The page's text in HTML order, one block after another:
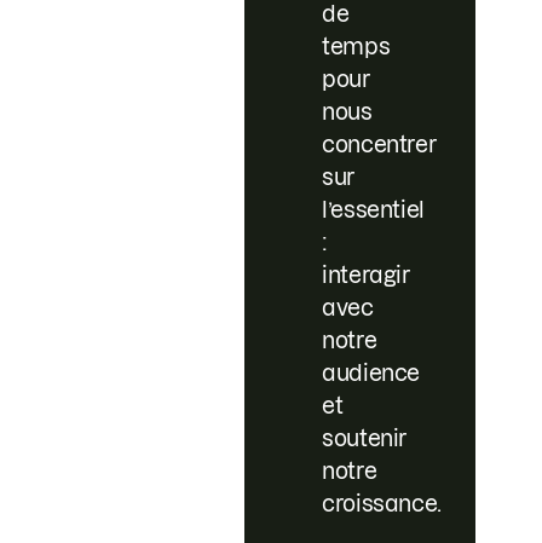
de
temps
pour
nous
concentrer
sur
l’essentiel
:
interagir
avec
notre
audience
et
soutenir
notre
croissance.